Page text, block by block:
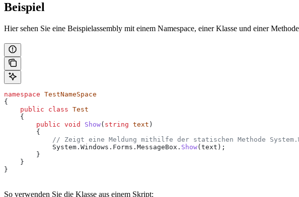
Beispiel
Hier sehen Sie eine Beispielassembly mit einem Namespace, einer Klasse und einer
namespace TestNameSpace
{
    public
class Test
    {
        public
void Show( string text )
        {
// Zeigt eine Meldung mithilfe der statischen Methode
            System
. Windows . Forms . MessageBox . Show( text );
        }
    }
}
So verwenden Sie die Klasse aus einem Skript: